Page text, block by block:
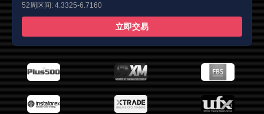
52周区间: 4.3325-6.7160
立即交易